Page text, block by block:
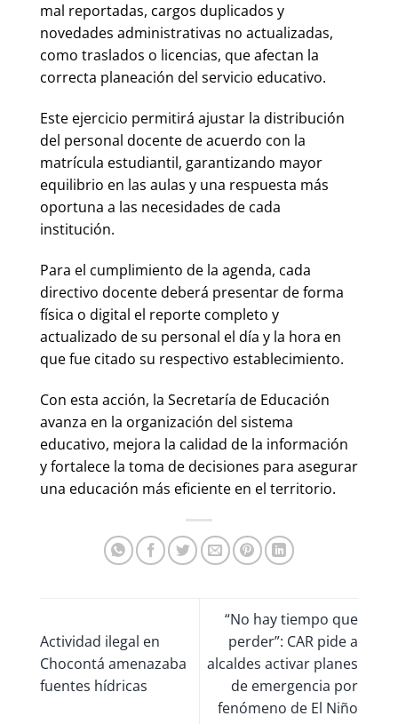
mal reportadas, cargos duplicados y
novedades administrativas no actualizadas,
como traslados o licencias, que afectan la
correcta planeación del servicio educativo.
Este ejercicio permitirá ajustar la distribución
del personal docente de acuerdo con la
matrícula estudiantil, garantizando mayor
equilibrio en las aulas y una respuesta más
oportuna a las necesidades de cada
institución.
Para el cumplimiento de la agenda, cada
directivo docente deberá presentar de forma
física o digital el reporte completo y
actualizado de su personal el día y la hora en
que fue citado su respectivo establecimiento.
Con esta acción, la Secretaría de Educación
avanza en la organización del sistema
educativo, mejora la calidad de la información
y fortalece la toma de decisiones para asegurar
una educación más eficiente en el territorio.
Actividad ilegal en
Chocontá amenazaba
fuentes hídricas
“No hay tiempo que
perder”: CAR pide a
alcaldes activar planes
de emergencia por
fenómeno de El Niño